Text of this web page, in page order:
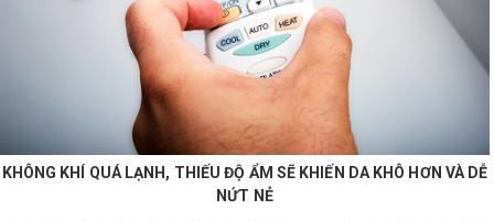
KHÔNG KHÍ QUÁ LẠNH, THIẾU ĐỘ ẨM SẼ KHIẾN DA KHÔ HƠN VÀ DỄ
NỨT NẺ